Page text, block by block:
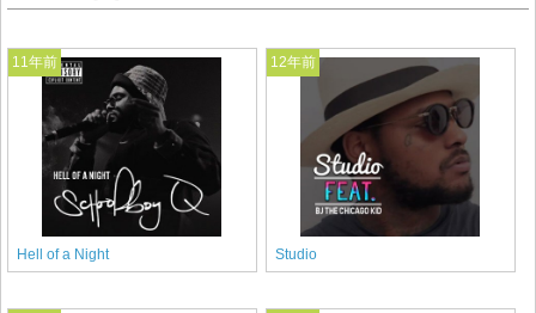
11年前
Hell of a Night
12年前
Studio